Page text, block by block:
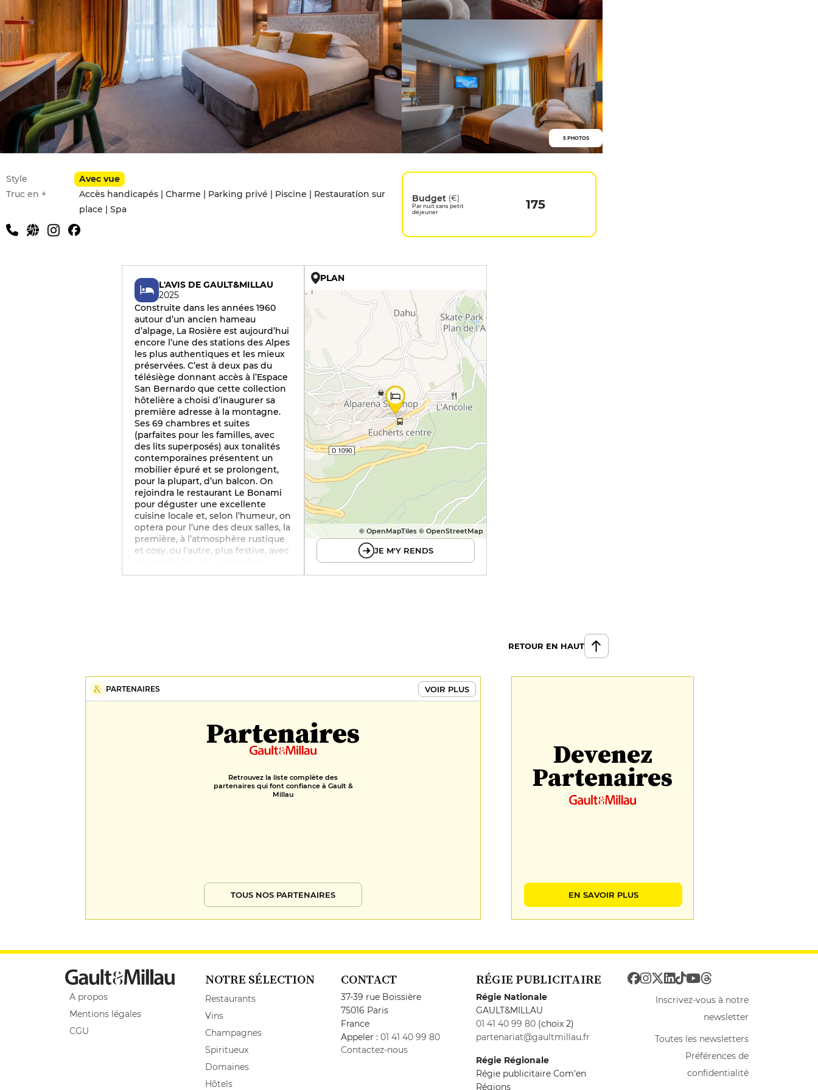
5 PHOTOS
Style
Avec vue
Truc en +
Accès handicapés | Charme | Parking privé | Piscine | Restauration sur
place | Spa
Budget (€)
Par nuit sans petit
déjeuner
175
L'AVIS DE GAULT&MILLAU
2025
Construite dans les années 1960
autour d’un ancien hameau
d’alpage, La Rosière est aujourd’hui
encore l’une des stations des Alpes
les plus authentiques et les mieux
préservées. C’est à deux pas du
télésiège donnant accès à l’Espace
San Bernardo que cette collection
hôtelière a choisi d’inaugurer sa
première adresse à la montagne.
Ses 69 chambres et suites
(parfaites pour les familles, avec
des lits superposés) aux tonalités
contemporaines présentent un
mobilier épuré et se prolongent,
pour la plupart, d’un balcon. On
rejoindra le restaurant Le Bonami
pour déguster une excellente
cuisine locale et, selon l’humeur, on
optera pour l’une des deux salles, la
première, à l’atmosphère rustique
et cosy, ou l’autre, plus festive, avec
Depuis cet hiver, l'hôtel accueille le
enfin, 3 cabines où sont dispensés
les soins exclusifs Pure Altitude.
PLAN
© OpenMapTiles © OpenStreetMap
JE M'Y RENDS
RETOUR EN HAUT
PARTENAIRES VOIR PLUS
Partenaires
Retrouvez la liste complète des
partenaires qui font confiance à Gault &
Millau
TOUS NOS PARTENAIRES
Devenez
Partenaires
EN SAVOIR PLUS
A propos
Mentions légales
CGU
NOTRE SÉLECTION
Restaurants
Vins
Champagnes
Spiritueux
Domaines
Hôtels
CONTACT
37-39 rue Boissière
75016 Paris
France
Appeler : 01 41 40 99 80
Contactez-nous
RÉGIE PUBLICITAIRE
Régie Nationale
GAULT&MILLAU
01 41 40 99 80 (choix 2)
partenariat@gaultmillau.fr
Régie Régionale
Régie publicitaire Com'en
Régions
Inscrivez-vous à notre
newsletter
Toutes les newsletters
Préférences de
confidentialité